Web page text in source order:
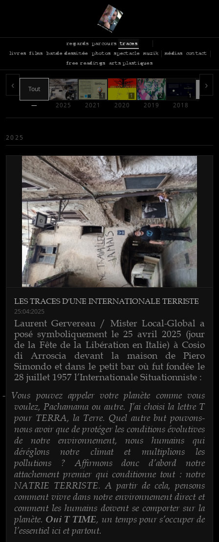
regards parcours
traces
livres
films bande dessinée photos spectacle muzik médias
contact
free readings
arts plastiques
‹ Tout
—
4
2025
1
2021
1
2020
2
2019
1
2018
›
2025
LES TRACES D'UNE INTERNATIONALE TERRISTE
25:04:2025
Laurent Gervereau / Mister Local-Global a
posé symboliquement le 25 avril 2025 (jour
de la Fête de la Libération en Italie) à Cosio
di Arroscia devant la maison de Piero
Simondo et dans le petit bar où fut fondée le
28 juillet 1957 l’Internationale Situationniste :
- Vous pouvez appeler votre planète comme vous
voulez, Pachamama ou autre. J’ai choisi la lettre T
pour TERRA, la Terre. Quel autre but pouvons-
nous avoir que de protéger les conditions évolutives
de notre environnement, nous humains qui
déréglons notre climat et multiplions les
pollutions ? Affirmons donc d’abord notre
attachement premier qui conditionne tout : notre
NATRIE TERRISTE. A partir de cela, pensons
comment vivre dans notre environnement direct et
comment les humains doivent se comporter sur la
planète. Oui T TIME, un temps pour s’occuper de
l’essentiel ici et partout.